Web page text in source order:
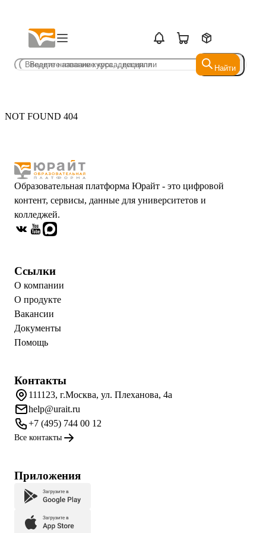
Найти
Найти
NOT FOUND 404
Образовательная платформа Юрайт - это цифровой
контент, сервисы, данные для университетов и
колледжей.
Ссылки
О компании
О продукте
Вакансии
Документы
Помощь
Контакты
111123, г.Москва, ул. Плеханова, 4а
help@urait.ru
+7 (495) 744 00 12
Все контакты
Приложения